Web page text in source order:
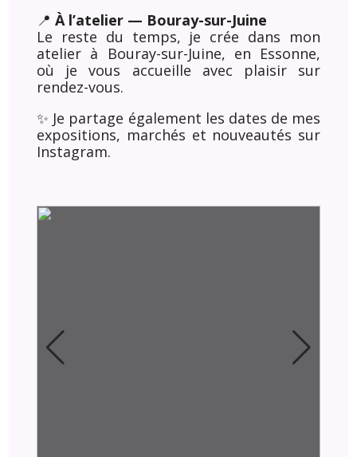
📍À l’atelier — Bouray-sur-Juine
Le reste du temps, je crée dans mon
atelier à Bouray-sur-Juine, en Essonne,
où je vous accueille avec plaisir sur
rendez-vous.
✨ Je partage également les dates de mes
expositions, marchés et nouveautés sur
Instagram.